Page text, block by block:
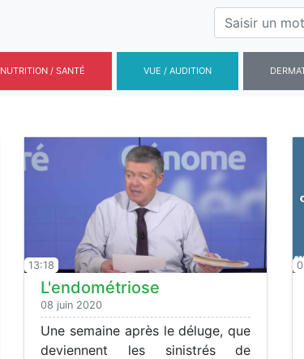
NUTRITION / SANTÉ VUE / AUDITION
13:18
L'endométriose
08 juin 2020
Une semaine après le déluge, que
deviennent les sinistrés de